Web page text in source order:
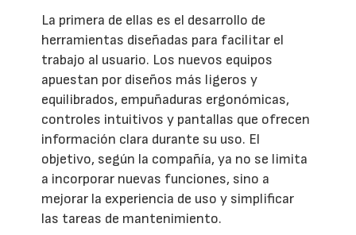
La primera de ellas es el desarrollo de
herramientas diseñadas para facilitar el
trabajo al usuario. Los nuevos equipos
apuestan por diseños más ligeros y
equilibrados, empuñaduras ergonómicas,
controles intuitivos y pantallas que ofrecen
información clara durante su uso. El
objetivo, según la compañía, ya no se limita
a incorporar nuevas funciones, sino a
mejorar la experiencia de uso y simplificar
las tareas de mantenimiento.